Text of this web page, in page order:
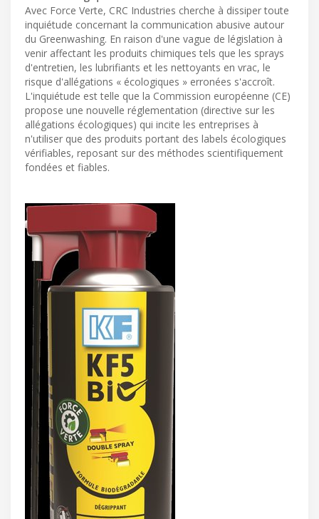
Avec Force Verte, CRC Industries cherche à dissiper toute
inquiétude concernant la communication abusive autour
du Greenwashing. En raison d'une vague de législation à
venir affectant les produits chimiques tels que les sprays
d'entretien, les lubrifiants et les nettoyants en vrac, le
risque d'allégations « écologiques » erronées s'accroît.
L'inquiétude est telle que la Commission européenne (CE)
propose une nouvelle réglementation (directive sur les
allégations écologiques) qui incite les entreprises à
n'utiliser que des produits portant des labels écologiques
vérifiables, reposant sur des méthodes scientifiquement
fondées et fiables.